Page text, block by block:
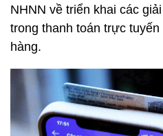
NHNN về triển khai các
trong thanh toán trực
hàng.